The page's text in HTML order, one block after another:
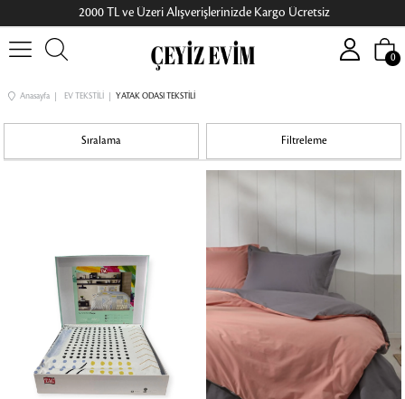
2000 TL ve Üzeri Alışverişlerinizde Kargo Ücretsiz
0
Anasayfa EV TEKSTİLİ YATAK ODASI TEKSTİLİ
Filtreleme
Sıralama